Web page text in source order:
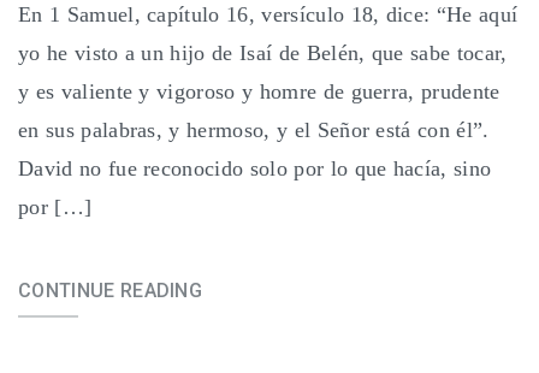
En 1 Samuel, capítulo 16, versículo 18, dice: “He aquí
yo he visto a un hijo de Isaí de Belén, que sabe tocar,
y es valiente y vigoroso y homre de guerra, prudente
en sus palabras, y hermoso, y el Señor está con él”.
David no fue reconocido solo por lo que hacía, sino
por […]
CONTINUE READING